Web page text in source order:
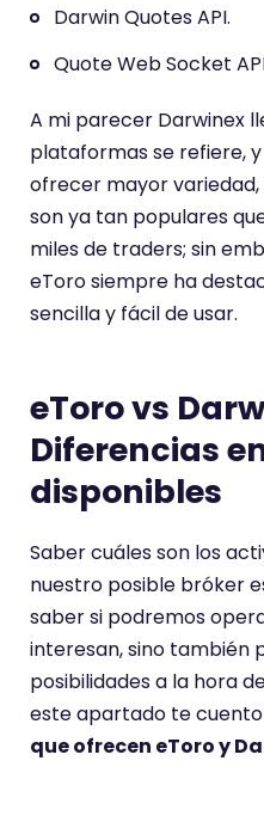
Darwin Quotes API.
Quote Web Socket
A mi parecer Darwinex
plataformas se refiere,
ofrecer mayor
son ya tan populares
miles de traders; sin
eToro siempre ha
sencilla y fácil de usar.
eToro vs
Diferencias
disponibles
Saber cuáles son los
nuestro posible bróker
saber si podremos
interesan, sino también
posibilidades a la hora
este apartado te cuento
que ofrecen eToro y